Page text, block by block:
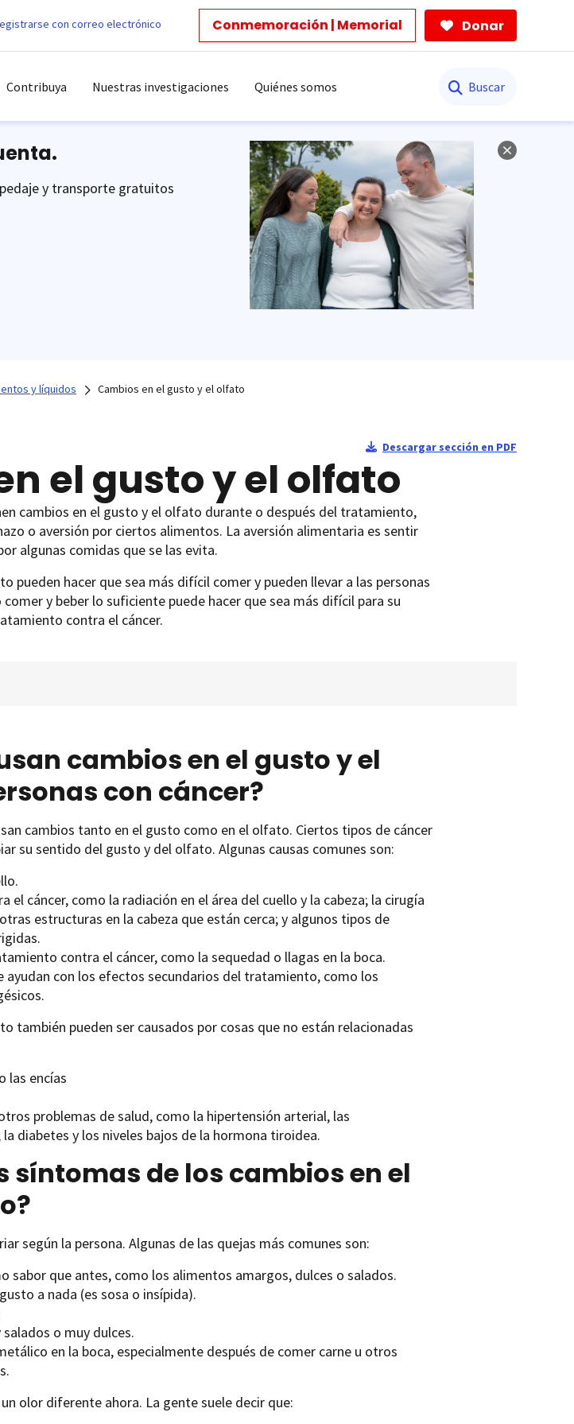
con correo electrónico Conmemoración | Memorial Donar
Contribuya Nuestras investigaciones Quiénes somos
y transporte gratuitos
y líquidos Cambios en el gusto y el olfato
Descargar sección en PDF
el gusto y el olfato
cambios en el gusto y el olfato durante o después del tratamiento,
o aversión por ciertos alimentos. La aversión alimentaria es sentir
algunas comidas que se las evita.
pueden hacer que sea más difícil comer y pueden llevar a las personas
y beber lo suficiente puede hacer que sea más difícil para su
contra el cáncer.
cambios en el gusto y el
con cáncer?
cambios tanto en el gusto como en el olfato. Ciertos tipos de cáncer
su sentido del gusto y del olfato. Algunas causas comunes son:
cáncer, como la radiación en el área del cuello y la cabeza; la cirugía
estructuras en la cabeza que están cerca; y algunos tipos de
contra el cáncer, como la sequedad o llagas en la boca.
ayudan con los efectos secundarios del tratamiento, como los
también pueden ser causados por cosas que no están relacionadas
las encías
problemas de salud, como la hipertensión arterial, las
diabetes y los niveles bajos de la hormona tiroidea.
síntomas de los cambios en el
según la persona. Algunas de las quejas más comunes son:
sabor que antes, como los alimentos amargos, dulces o salados.
a nada (es sosa o insípida).
o muy dulces.
en la boca, especialmente después de comer carne u otros
olor diferente ahora. La gente suele decir que: